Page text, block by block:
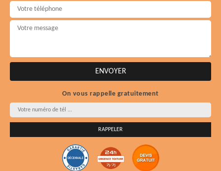
On vous rappelle gratuitement